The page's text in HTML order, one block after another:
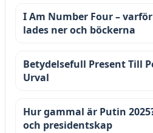
I Am Number Four –
lades ner och böckerna
Betydelsefull Present Till
Urval
Hur gammal är Putin
och presidentskap